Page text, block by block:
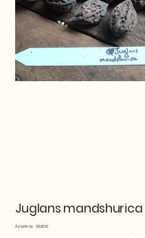
Juglans
À partir de Prix
20,00 €